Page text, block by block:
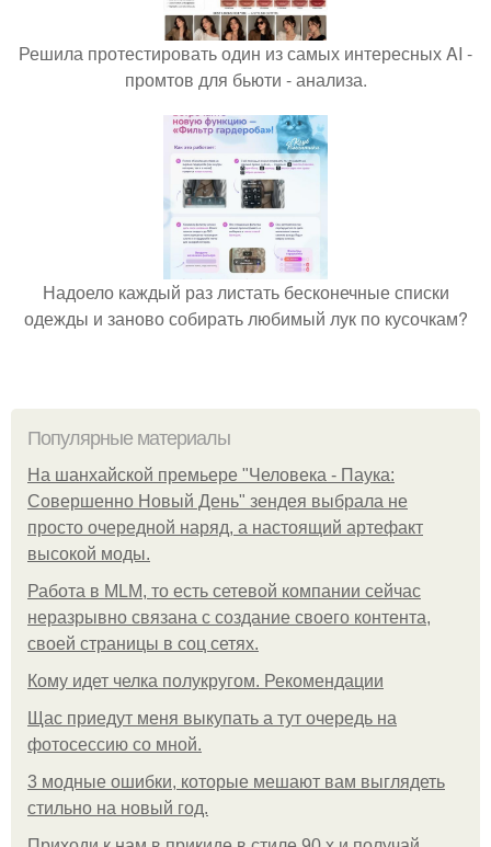
Решила протестировать один из самых интересных AI -
промтов для бьюти - анализа.
Надоело каждый раз листать бесконечные списки
одежды и заново собирать любимый лук по кусочкам?
Популярные материалы
На шанхайской премьере "Человека - Паука:
Совершенно Новый День" зендея выбрала не
просто очередной наряд, а настоящий артефакт
высокой моды.
Работа в MLM, то есть сетевой компании сейчас
неразрывно связана с создание своего контента,
своей страницы в соц сетях.
Кому идет челка полукругом. Рекомендации
Щас приедут меня выкупать а тут очередь на
фотосессию со мной.
3 модные ошибки, которые мешают вам выглядеть
стильно на новый год.